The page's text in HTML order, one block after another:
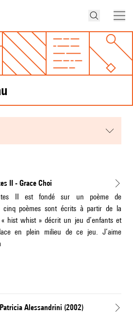
II - Grace Choi
II est fondé sur un poème de
cinq poèmes sont écrits à partir de la
hist whist » décrit un jeu d’enfants et
en plein milieu de ce jeu. J’aime
Alessandrini (2002)